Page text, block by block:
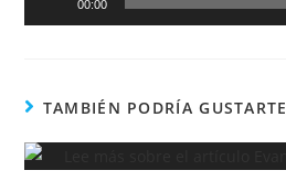
de
00:00
TAMBIÉN PODRÍA GUSTARTE